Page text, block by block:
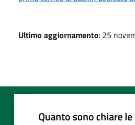
Ultimo aggiornamento: 25
Quanto sono chiare